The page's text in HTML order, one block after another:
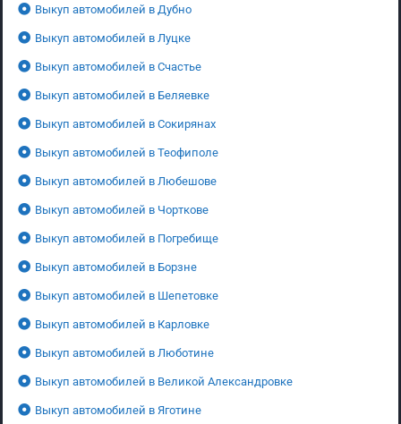
Выкуп автомобилей в Дубно
Выкуп автомобилей в Луцке
Выкуп автомобилей в Счастье
Выкуп автомобилей в Беляевке
Выкуп автомобилей в Сокирянах
Выкуп автомобилей в Теофиполе
Выкуп автомобилей в Любешове
Выкуп автомобилей в Чорткове
Выкуп автомобилей в Погребище
Выкуп автомобилей в Борзне
Выкуп автомобилей в Шепетовке
Выкуп автомобилей в Карловке
Выкуп автомобилей в Люботине
Выкуп автомобилей в Великой Александровке
Выкуп автомобилей в Яготине